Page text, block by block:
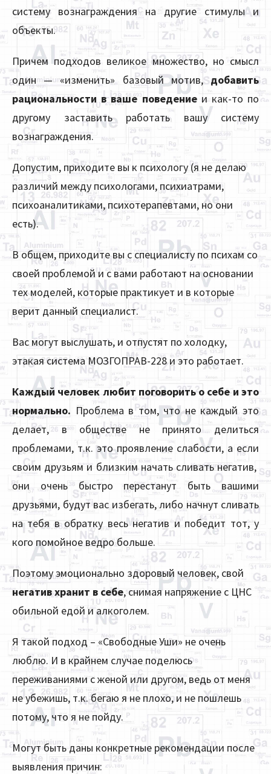
систему вознаграждения на другие стимулы и
объекты.
Причем подходов великое множество, но смысл
один — «изменить» базовый мотив,добавить
рациональности в ваше поведениеи как-то по
другому заставить работать вашу систему
вознаграждения.
Допустим, приходите вы к психологу (я не делаю
различий между психологами, психиатрами,
психоаналитиками, психотерапевтами, но они
есть).
В общем, приходите вы с специалисту по психам со
своей проблемой и с вами работают на основании
тех моделей, которые практикует и в которые
верит данный специалист.
Вас могут выслушать, и отпустят по холодку,
этакая система МОЗГОПРАВ-228 и это работает.
Каждый человек любит поговорить о себе и это
нормально. Проблема в том, что не каждый это
делает, в обществе не принято делиться
проблемами, т.к. это проявление слабости, а если
своим друзьям и близким начать сливать негатив,
они очень быстро перестанут быть вашими
друзьями, будут вас избегать, либо начнут сливать
на тебя в обратку весь негатив и победит тот, у
кого помойное ведро больше.
Поэтому эмоционально здоровый человек, свой
негатив хранит в себе, снимая напряжение с ЦНС
обильной едой и алкоголем.
Я такой подход – «Свободные Уши» не очень
люблю. И в крайнем случае поделюсь
переживаниями с женой или другом, ведь от меня
не убежишь, т.к. бегаю я не плохо, и не пошлешь
потому, что я не пойду.
Могут быть даны конкретные рекомендации после
выявления причин: